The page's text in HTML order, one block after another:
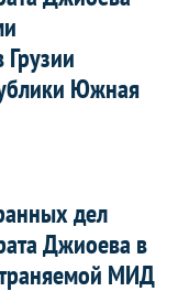
Южная
дел
Джиоева в
МИД